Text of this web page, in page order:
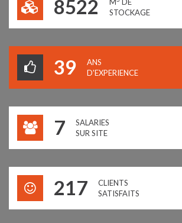
8523
STOCKAGE
40
ANS
D'EXPERIENCE
7
SALARIES
SUR SITE
235
CLIENTS
SATISFAITS